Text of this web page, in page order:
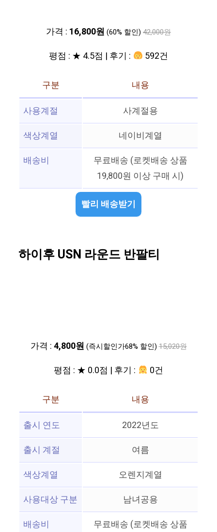
가격 : 16,800원 (60% 할인) 42,000원
평점 : ★ 4.5점 | 후기 : 592건
구분
내용
사용계절
사계절용
색상계열
네이비계열
배송비
무료배송 (로켓배송 상품
19,800원 이상 구매 시)
빨리 배송받기
하이후 USN 라운드 반팔티
가격 :4,800원 (즉시할인가68% 할인) 15,020원
평점 : ★ 0.0점 | 후기 : 0건
구분
내용
출시 연도
2022년도
출시 계절
여름
색상계열
오렌지계열
사용대상 구분
남녀공용
배송비
무료배송 (로켓배송 상품